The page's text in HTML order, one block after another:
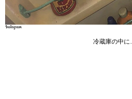
冷蔵庫の中に…